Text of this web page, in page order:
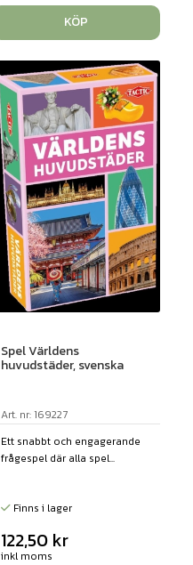
KÖP
Spel Världens
huvudstäder, svenska
Art. nr: 169227
Ett snabbt och engagerande
frågespel där alla spel...
Finns i lager
122,50 kr
inkl moms